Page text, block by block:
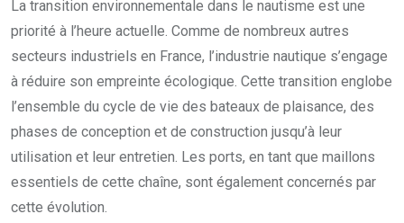
La transition environnementale dans le nautisme est une
priorité à l’heure actuelle. Comme de nombreux autres
secteurs industriels en France, l’industrie nautique s’engage
à réduire son empreinte écologique. Cette transition englobe
l’ensemble du cycle de vie des bateaux de plaisance, des
phases de conception et de construction jusqu’à leur
utilisation et leur entretien. Les ports, en tant que maillons
essentiels de cette chaîne, sont également concernés par
cette évolution.